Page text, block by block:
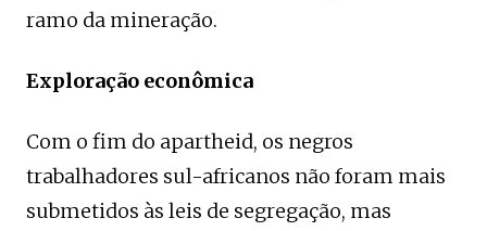
ramo da mineração.
Exploração econômica
Com o fim do apartheid, os negros
trabalhadores sul-africanos não foram mais
submetidos às leis de segregação, mas